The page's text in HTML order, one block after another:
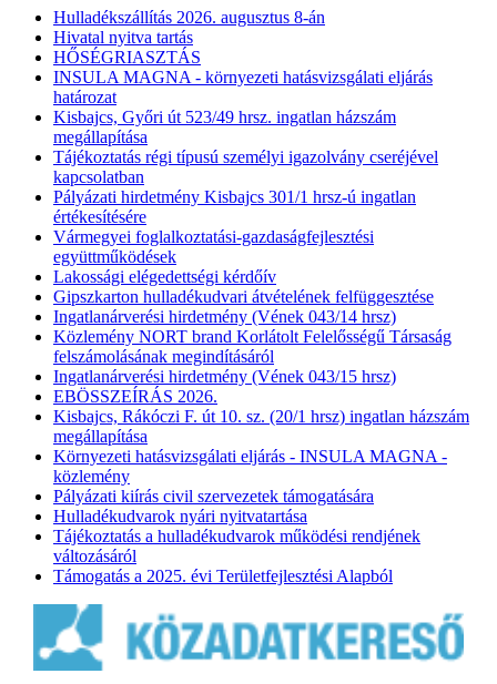
Hulladékszállítás 2026. augusztus 8-án
Hivatal nyitva tartás
HŐSÉGRIASZTÁS
INSULA MAGNA - környezeti hatásvizsgálati eljárás
határozat
Kisbajcs, Győri út 523/49 hrsz. ingatlan házszám
megállapítása
Tájékoztatás régi típusú személyi igazolvány cseréjével
kapcsolatban
Pályázati hirdetmény Kisbajcs 301/1 hrsz-ú ingatlan
értékesítésére
Vármegyei foglalkoztatási-gazdaságfejlesztési
együttműködések
Lakossági elégedettségi kérdőív
Gipszkarton hulladékudvari átvételének felfüggesztése
Ingatlanárverési hirdetmény (Vének 043/14 hrsz)
Közlemény NORT brand Korlátolt Felelősségű Társaság
felszámolásának megindításáról
Ingatlanárverési hirdetmény (Vének 043/15 hrsz)
EBÖSSZEÍRÁS 2026.
Kisbajcs, Rákóczi F. út 10. sz. (20/1 hrsz) ingatlan házszám
megállapítása
Környezeti hatásvizsgálati eljárás - INSULA MAGNA -
közlemény
Pályázati kiírás civil szervezetek támogatására
Hulladékudvarok nyári nyitvatartása
Tájékoztatás a hulladékudvarok működési rendjének
változásáról
Támogatás a 2025. évi Területfejlesztési Alapból